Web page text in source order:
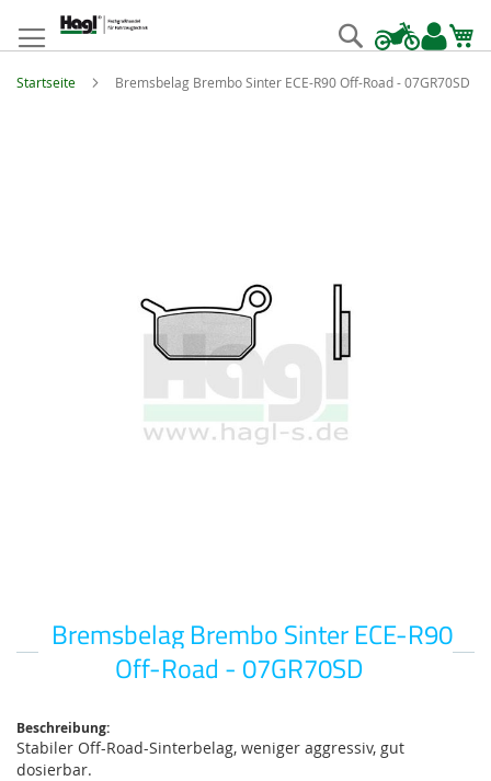
springen
Suche
Startseite Bremsbelag Brembo Sinter ECE-R90 Off-Road - 07GR70SD
Bremsbelag Brembo Sinter ECE-R90
Off-Road - 07GR70SD
Anfang
Beschreibung:
Stabiler Off-Road-Sinterbelag, weniger aggressiv, gut
dosierbar.